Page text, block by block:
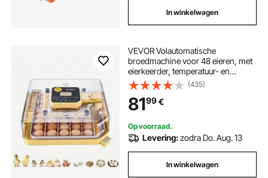
In winkelwagen
VEVOR Volautomatische
broedmachine voor 48 eieren, met
eierkeerder, temperatuur- en
vochtigheidsregeling,
broedmachine voor het uitbroeden
van kuikens, eenden, ganzen en
kwartels.
(435)
8199€
Op voorraad.
Levering:zodra Do. Aug. 13
In winkelwagen